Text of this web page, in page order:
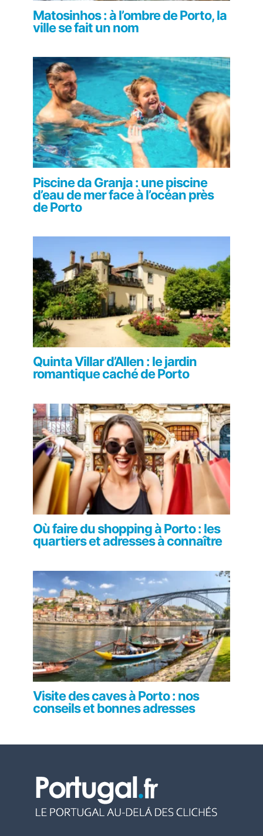
Matosinhos : à l’ombre de Porto, la
ville se fait un nom
Piscine da Granja : une piscine
d’eau de mer face à l’océan près
de Porto
Quinta Villar d’Allen : le jardin
romantique caché de Porto
Où faire du shopping à Porto : les
quartiers et adresses à connaître
Visite des caves à Porto : nos
conseils et bonnes adresses